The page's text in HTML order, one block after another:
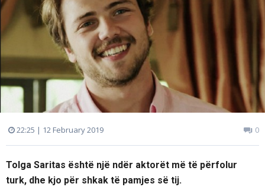
22:25 | 12 February 2019 0
Tolga Saritas është një ndër aktorët më të përfolur
turk, dhe kjo për shkak të pamjes së tij.